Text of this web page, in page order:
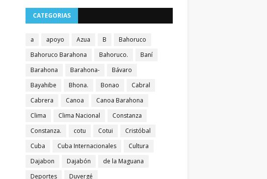
CATEGORIAS
a apoyo Azua B
Bahoruco
Bahoruco Barahona
Bahoruco.
Baní
Barahona
Barahona-
Bávaro
Bayahibe
Bhona. Bonao
Cabral
Cabrera
Canoa
Canoa Barahona
Clima
Clima Nacional
Constanza
Constanza.
cotu Cotui
Cristóbal
Cuba
Cuba Internacionales
Cultura
Dajabon
Dajabón
de la Maguana
Deportes
Duvergé